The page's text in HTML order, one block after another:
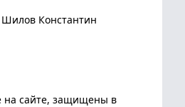
Константин
на сайте, защищены в